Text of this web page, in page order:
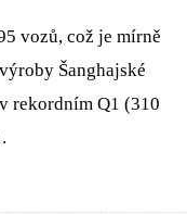
vozů, což je mírně
Šanghajské
rekordním Q1 (310